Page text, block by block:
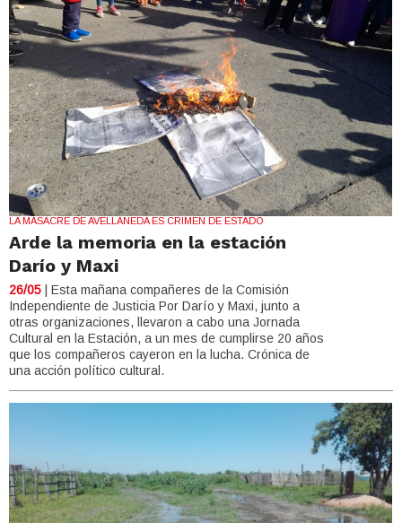
LA MASACRE DE AVELLANEDA ES CRIMEN DE ESTADO
Arde la memoria en la estación
Darío y Maxi
26/05 | Esta mañana compañeres de la Comisión
Independiente de Justicia Por Darío y Maxi, junto a
otras organizaciones, llevaron a cabo una Jornada
Cultural en la Estación, a un mes de cumplirse 20 años
que los compañeros cayeron en la lucha. Crónica de
una acción político cultural.